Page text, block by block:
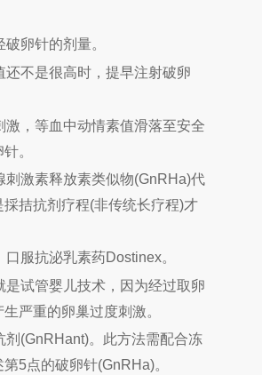
卵针的剂量。
还不是很高时，提早注射破卵
激，等血中动情素值滑落至安全
。
刺激素释放素类似物(GnRHa)代
採拮抗剂疗程(非传统长疗程)才
口服抗泌乳素药Dostinex。
是试管婴儿技术，因为经过取卵
严重的卵巢过度刺激。
剂 (GnRHant)。此方法需配合冻
第5点的破卵针(GnRHa)。